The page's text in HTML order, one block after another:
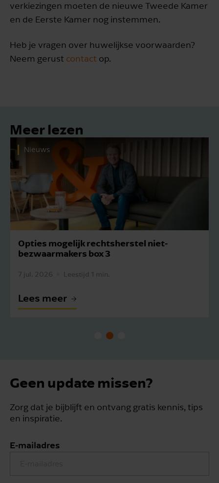
verkiezingen moeten de nieuwe Tweede Kamer
en de Eerste Kamer nog instemmen.
Heb je vragen over huwelijkse voorwaarden?
Neem gerust contact op.
Meer lezen
niet-
Hypotheekrenteaftrek?
aangiften.
7 jul. 2026
Geen update missen?
Zorg dat je bijblijft en ontvang gratis kennis, tips
en inspiratie.
E-mailadres